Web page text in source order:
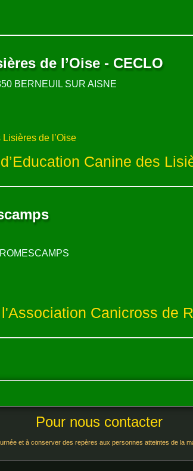
de l’Oise - CECLO
BERNEUIL SUR AISNE
de l’Oise
Canine des
Canicross de
Pour nous contacter
et à conserver des repères aux personnes atteintes de la